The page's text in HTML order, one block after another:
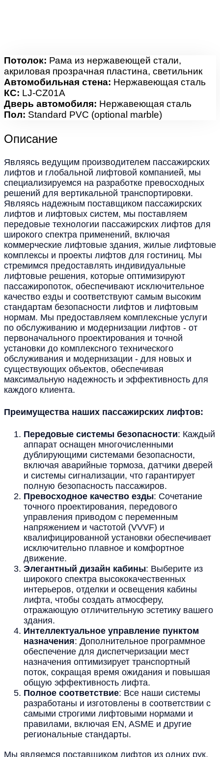
Потолок: Рама из нержавеющей стали,
акриловая прозрачная пластина, светильник
Автомобильная стена: Нержавеющая сталь
КС: LJ-CZ01A
Дверь автомобиля: Нержавеющая сталь
Пол: Standard PVC (optional marble)
Описание
Являясь ведущим производителем пассажирских
лифтов и глобальной лифтовой компанией, мы
специализируемся на разработке превосходных
решений для вертикальной транспортировки.
Являясь надежным поставщиком пассажирских
лифтов и лифтовых систем, мы поставляем
передовые технологии пассажирских лифтов для
широкого спектра применений, включая
коммерческие лифтовые здания, жилые лифтовые
комплексы и проекты лифтов для гостиниц. Мы
стремимся предоставлять индивидуальные
лифтовые решения, которые оптимизируют
пассажиропоток, обеспечивают исключительное
качество езды и соответствуют самым высоким
стандартам безопасности лифтов и лифтовым
нормам. Мы предоставляем комплексные услуги
по обслуживанию и модернизации лифтов - от
первоначального проектирования и точной
установки до комплексного технического
обслуживания и модернизации - для новых и
существующих объектов, обеспечивая
максимальную надежность и эффективность для
каждого клиента.
Преимущества наших пассажирских лифтов:
Передовые системы безопасности: Каждый
аппарат оснащен многочисленными
дублирующими системами безопасности,
включая аварийные тормоза, датчики дверей
и системы сигнализации, что гарантирует
полную безопасность пассажиров.
Превосходное качество езды: Сочетание
точного проектирования, передового
управления приводом с переменным
напряжением и частотой (VVVF) и
квалифицированной установки обеспечивает
исключительно плавное и комфортное
движение.
Элегантный дизайн кабины: Выберите из
широкого спектра высококачественных
интерьеров, отделки и освещения кабины
лифта, чтобы создать атмосферу,
отражающую отличительную эстетику вашего
здания.
Интеллектуальное управление пунктом
назначения: Дополнительное программное
обеспечение для диспетчеризации мест
назначения оптимизирует транспортный
поток, сокращая время ожидания и повышая
общую эффективность лифта.
Полное соответствие: Все наши системы
разработаны и изготовлены в соответствии с
самыми строгими лифтовыми нормами и
правилами, включая EN, ASME и другие
региональные стандарты.
Мы являемся поставщиком лифтов из одних рук,